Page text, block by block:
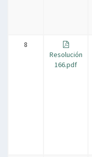
8
Resolución
166.pdf